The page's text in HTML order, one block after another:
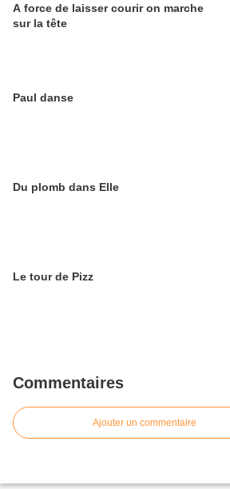
A force de laisser courir on marche
sur la tête
Paul danse
Du plomb dans Elle
Le tour de Pizz
Commentaires
Ajouter un commentaire